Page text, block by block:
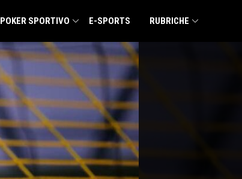
POKER SPORTIVO E-SPORTS RUBRICHE